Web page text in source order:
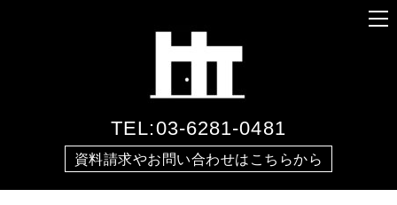
TEL:03-6281-0481
資料請求やお問い合わせはこちらから